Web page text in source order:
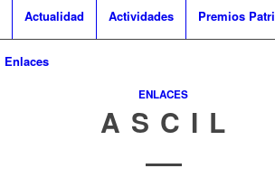
Actualidad Actividades Premios
Enlaces
ENLACES
A S C I L